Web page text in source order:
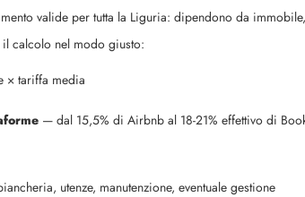
valide per tutta la Liguria: dipendono da
calcolo nel modo giusto:
× tariffa media
— dal 15,5% di Airbnb al 18-21% effettivo di
utenze, manutenzione, eventuale gestione